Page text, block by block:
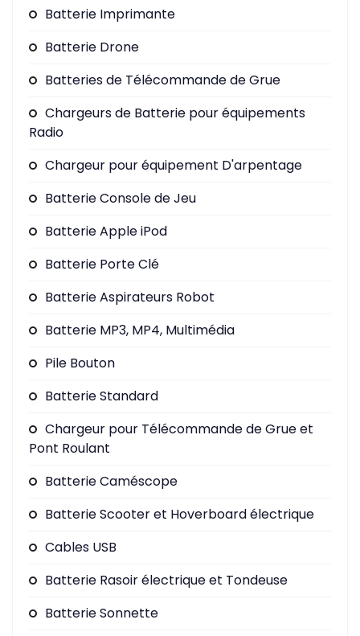
Batterie Imprimante
Batterie Drone
Batteries de Télécommande de Grue
Chargeurs de Batterie pour équipements
Radio
Chargeur pour équipement D'arpentage
Batterie Console de Jeu
Batterie Apple iPod
Batterie Porte Clé
Batterie Aspirateurs Robot
Batterie MP3, MP4, Multimédia
Pile Bouton
Batterie Standard
Chargeur pour Télécommande de Grue et
Pont Roulant
Batterie Caméscope
Batterie Scooter et Hoverboard électrique
Cables USB
Batterie Rasoir électrique et Tondeuse
Batterie Sonnette